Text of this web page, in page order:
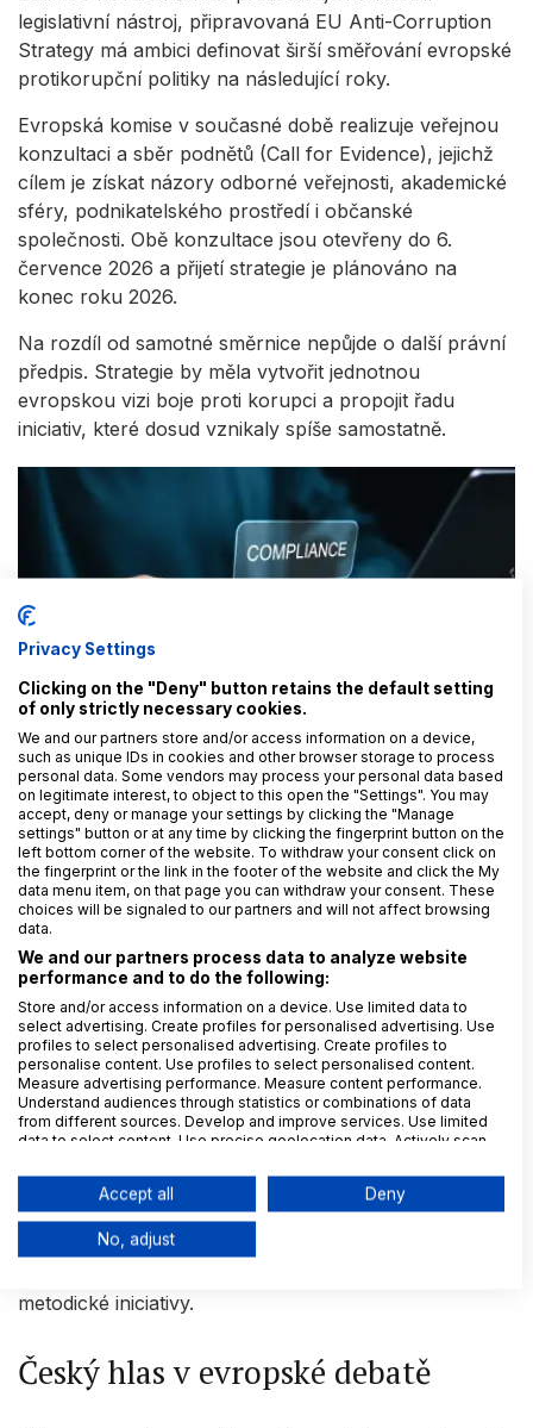
legislativní nástroj, připravovaná EU Anti-Corruption
Strategy má ambici definovat širší směřování evropské
protikorupční politiky na následující roky.
Evropská komise v současné době realizuje veřejnou
konzultaci a sběr podnětů (Call for Evidence), jejichž
cílem je získat názory odborné veřejnosti, akademické
sféry, podnikatelského prostředí i občanské
společnosti. Obě konzultace jsou otevřeny do 6.
července 2026 a přijetí strategie je plánováno na
konec roku 2026.
Na rozdíl od samotné směrnice nepůjde o další právní
předpis. Strategie by měla vytvořit jednotnou
evropskou vizi boje proti korupci a propojit řadu
iniciativ, které dosud vznikaly spíše samostatně.
Související článek:
Nový propojený svět compliance: AML,
nákupní procesy a whistleblowing
1. 6. 2026Rohia Hakimová
Co mohou firmy očekávat?
budoucí dopady na soukromý sektor zatím považovat
za definitivně stanovené. Z dosud zveřejněných
materiálů a z nové směrnice však lze očekávat
pokračující důraz na prevenci korupce, praktickou
účinnost compliance programů, ochranu
oznamovatelů, transparentnost, kvalitní interní
kontrolní prostředí a schopnost organizací včas
identifikovat a řešit rizika v oblasti integrity.
Samotná strategie nebude nahrazovat právní předpisy,
může však určit politické priority Evropské unie a
metodické iniciativy.
Český hlas v evropské debatě
Privacy Settings
Clicking on the "Deny" button retains the default setting
of only strictly necessary cookies.
We and our partners store and/or access information on a device,
such as unique IDs in cookies and other browser storage to process
personal data. Some vendors may process your personal data based
on legitimate interest, to object to this open the "Settings". You may
accept, deny or manage your settings by clicking the "Manage
settings" button or at any time by clicking the fingerprint button on the
left bottom corner of the website. To withdraw your consent click on
the fingerprint or the link in the footer of the website and click the My
data menu item, on that page you can withdraw your consent. These
choices will be signaled to our partners and will not affect browsing
data.
We and our partners process data to analyze website
performance and to do the following:
Store and/or access information on a device. Use limited data to
select advertising. Create profiles for personalised advertising. Use
profiles to select personalised advertising. Create profiles to
personalise content. Use profiles to select personalised content.
Measure advertising performance. Measure content performance.
Understand audiences through statistics or combinations of data
from different sources. Develop and improve services. Use limited
data to select content. Use precise geolocation data. Actively scan
Data may be shared outside of the European Union and send to the
Your consent and the cookie policy applies solely to this
website/app.
We use your data for the following purposes:
Store and/or access information on a
device
Accept all Deny
No, adjust